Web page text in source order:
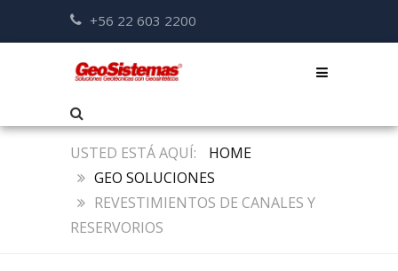
+56 22 603 2200
HOME
GEO SOLUCIONES
REVESTIMIENTOS DE CANALES Y
RESERVORIOS